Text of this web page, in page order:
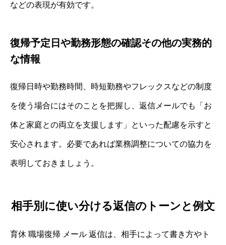
などの表現が有効です。
復帰予定日や勤務形態の確認その他の実務的
な情報
復帰日時や勤務時間、時短勤務やフレックスなどの制度
を使う場合にはそのことを把握し、返信メールでも「お
体と家庭との両立を支援します」といった配慮を示すと
安心されます。必要であれば業務調整についての協力を
表明しておきましょう。
相手別に使い分ける返信のトーンと例文
育休 職場復帰 メール 返信は、相手によって書き方やト